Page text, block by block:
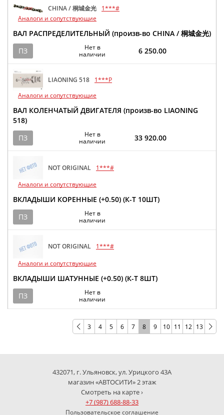
CHINA / 桐城金光
1***#
Аналоги и сопутствующие
ВАЛ РАСПРЕДЕЛИТЕЛЬНЫЙ (произв-во CHINA / 桐城金光)
ПЗ
Нет в
наличии
6 250.00
LIAONING 518
1***P
Аналоги и сопутствующие
ВАЛ КОЛЕНЧАТЫЙ ДВИГАТЕЛЯ (произв-во LIAONING
518)
ПЗ
Нет в
наличии
33 920.00
NOT ORIGINAL
1***#
Аналоги и сопутствующие
ВКЛАДЫШИ КОРЕННЫЕ (+0.50) (К-Т 10ШТ)
ПЗ
Нет в
наличии
NOT ORIGINAL
1***#
Аналоги и сопутствующие
ВКЛАДЫШИ ШАТУННЫЕ (+0.50) (К-Т 8ШТ)
ПЗ
Нет в
наличии
3 4 5 6 7 8 9 10 11 12 13
432071, г. Ульяновск, ул. Урицкого 43А
магазин «АВТОСИТИ» 2 этаж
Смотреть на карте ›
+7 (987) 688-88-33
Пользовательское соглашение